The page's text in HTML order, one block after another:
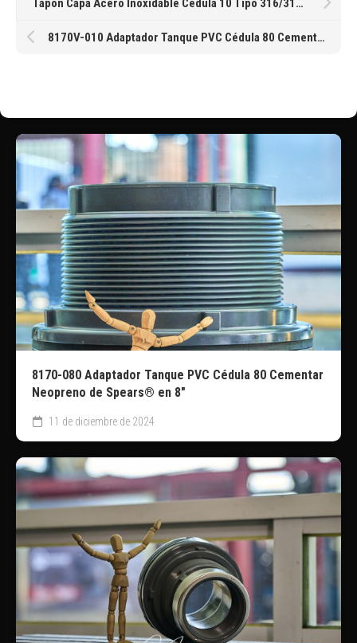
Tapón Capa Acero Inoxidable Cédula 10 Tipo 316/316L Soldable de 152MM 6″
8170V-010 Adaptador Tanque PVC Cédula 80 Cementar FKM Vitón Spears® de 1″
8170-080 Adaptador Tanque PVC Cédula 80 Cementar
Neopreno de Spears® en 8″
11 de diciembre de 2024